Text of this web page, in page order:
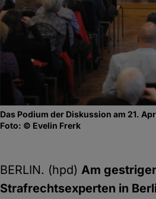
Das Podium der Diskussion am 21.
Foto: © Evelin Frerk
BERLIN. (hpd)Am
Strafrechtsexperten in